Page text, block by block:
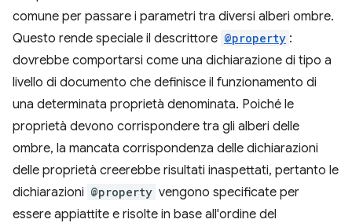
comune per passare i parametri tra diversi alberi ombre.
Questo rende speciale il descrittore @property :
dovrebbe comportarsi come una dichiarazione di tipo a
livello di documento che definisce il funzionamento di
una determinata proprietà denominata. Poiché le
proprietà devono corrispondere tra gli alberi delle
ombre, la mancata corrispondenza delle dichiarazioni
delle proprietà creerebbe risultati inaspettati, pertanto le
dichiarazioni @property vengono specificate per
essere appiattite e risolte in base all'ordine del